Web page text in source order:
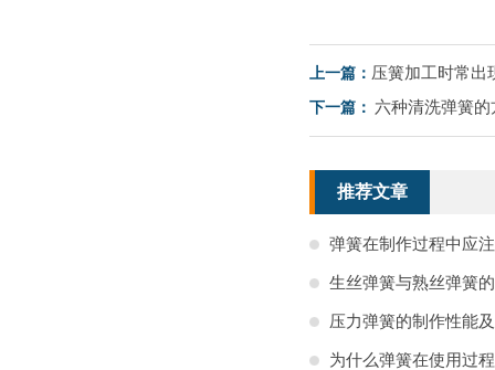
上一篇： 压簧加工时常出
下一篇： 六种清洗弹簧
推荐文章
弹簧在制作过程中应
生丝弹簧与熟丝弹簧
压力弹簧的制作性能
为什么弹簧在使用过